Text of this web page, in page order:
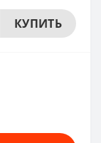
КУПИТЬ